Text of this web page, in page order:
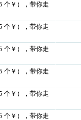
个￥），带你走
个￥），带你走
个￥），带你走
个￥），带你走
个￥），带你走
个￥），带你走